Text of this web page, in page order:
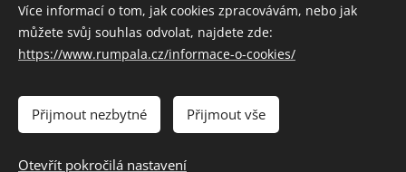
Více informací o tom, jak cookies zpracovávám, nebo jak
můžete svůj souhlas odvolat, najdete zde:
https://www.rumpala.cz/informace-o-cookies/
Přijmout nezbytné Přijmout vše
Otevřít pokročilá nastavení